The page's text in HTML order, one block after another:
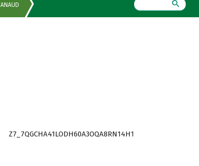
Z7_7QGCHA41LODH60A3OQA8RN14H1